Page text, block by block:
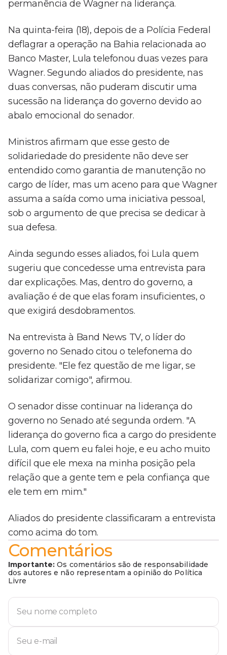
permanência de Wagner na liderança.
Na quinta-feira (18), depois de a Polícia Federal
deflagrar a operação na Bahia relacionada ao
Banco Master, Lula telefonou duas vezes para
Wagner. Segundo aliados do presidente, nas
duas conversas, não puderam discutir uma
sucessão na liderança do governo devido ao
abalo emocional do senador.
Ministros afirmam que esse gesto de
solidariedade do presidente não deve ser
entendido como garantia de manutenção no
cargo de líder, mas um aceno para que Wagner
assuma a saída como uma iniciativa pessoal,
sob o argumento de que precisa se dedicar à
sua defesa.
Ainda segundo esses aliados, foi Lula quem
sugeriu que concedesse uma entrevista para
dar explicações. Mas, dentro do governo, a
avaliação é de que elas foram insuficientes, o
que exigirá desdobramentos.
Na entrevista à Band News TV, o líder do
governo no Senado citou o telefonema do
presidente. "Ele fez questão de me ligar, se
solidarizar comigo", afirmou.
O senador disse continuar na liderança do
governo no Senado até segunda ordem. "A
liderança do governo fica a cargo do presidente
Lula, com quem eu falei hoje, e eu acho muito
difícil que ele mexa na minha posição pela
relação que a gente tem e pela confiança que
ele tem em mim."
Aliados do presidente classificaram a entrevista
como acima do tom.
Comentários
Importante: Os comentários são de responsabilidade
dos autores e não representam a opinião do Política
Livre